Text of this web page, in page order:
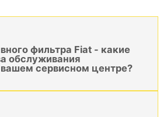
фильтра Fiat - какие
обслуживания
сервисном центре?